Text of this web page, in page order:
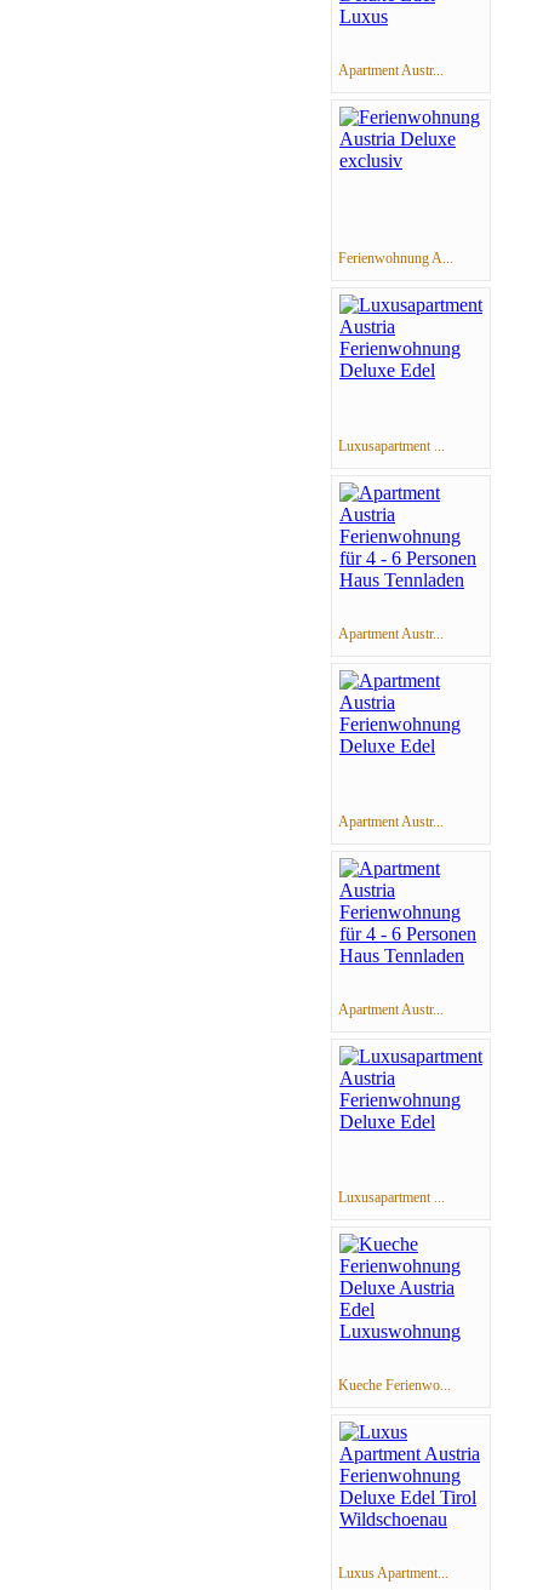
Apartment Austr...
Ferienwohnung A...
Luxusapartment ...
Apartment Austr...
Apartment Austr...
Apartment Austr...
Luxusapartment ...
Kueche Ferienwo...
Luxus Apartment...